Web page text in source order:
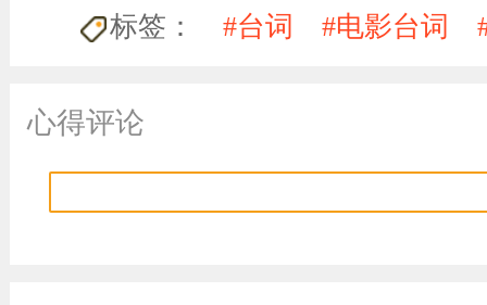
标签：
#台词 #电影台词
心得评论